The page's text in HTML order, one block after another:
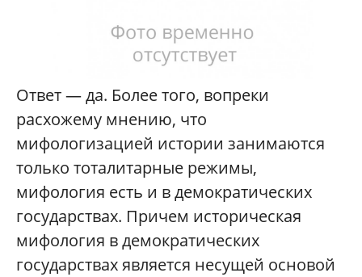
Ответ — да. Более того, вопреки
расхожему мнению, что
мифологизацией истории занимаются
только тоталитарные режимы,
мифология есть и в демократических
государствах. Причем историческая
мифология в демократических
государствах является несущей основой